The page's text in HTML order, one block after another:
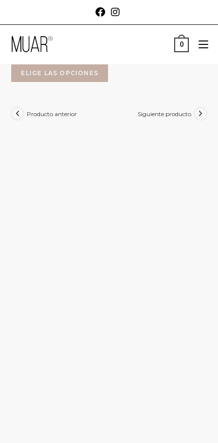
0
ELIGE LAS OPCIONES
Producto anterior Siguiente producto